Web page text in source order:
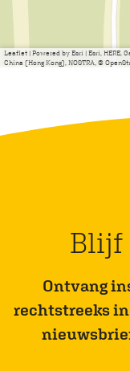
Leaflet |Powered by Esri | Esri, HERE,
China (Hong Kong), NOSTRA, ©
Blijf
Ontvang
rechtstreeks